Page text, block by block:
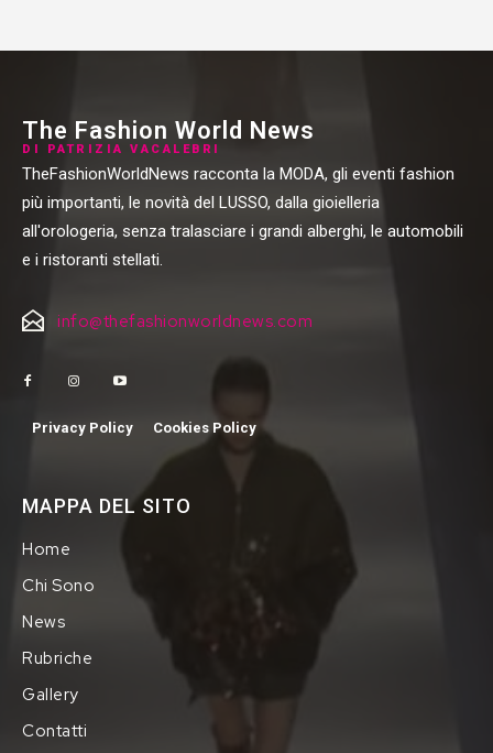
The Fashion World News
DI PATRIZIA VACALEBRI
TheFashionWorldNews racconta la MODA, gli eventi fashion
più importanti, le novità del LUSSO, dalla gioielleria
all'orologeria, senza tralasciare i grandi alberghi, le automobili
e i ristoranti stellati.
info@thefashionworldnews.com
Privacy Policy Cookies Policy
MAPPA DEL SITO
Home
Chi Sono
News
Rubriche
Gallery
Contatti